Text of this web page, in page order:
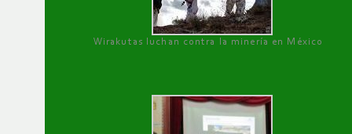
Wirakutas luchan contra la minería en México